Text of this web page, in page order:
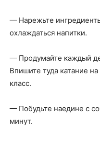
— Нарежьте
охлаждаться напитки.
— Продумайте каждый
Впишите туда катание
класс.
— Побудьте наедине с
минут.